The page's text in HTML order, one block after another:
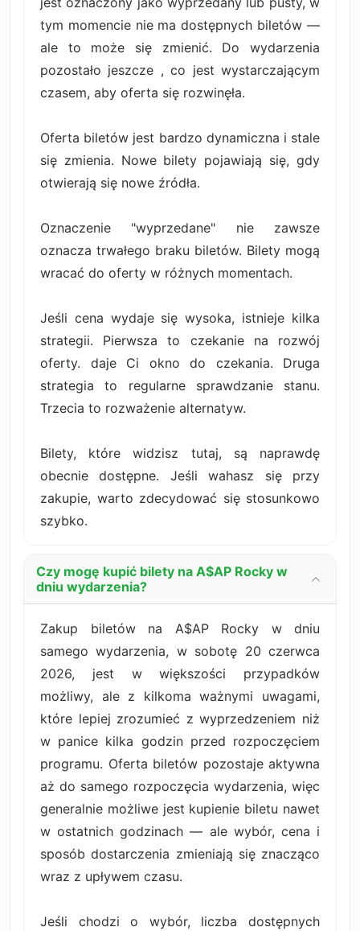
tym momencie nie ma dostępnych biletów —
ale to może się zmienić. Do wydarzenia
pozostało jeszcze , co jest wystarczającym
czasem, aby oferta się rozwinęła.
Oferta biletów jest bardzo dynamiczna i stale
się zmienia. Nowe bilety pojawiają się, gdy
otwierają się nowe źródła.
Oznaczenie "wyprzedane" nie zawsze
oznacza trwałego braku biletów. Bilety mogą
wracać do oferty w różnych momentach.
Jeśli cena wydaje się wysoka, istnieje kilka
strategii. Pierwsza to czekanie na rozwój
oferty. daje Ci okno do czekania. Druga
strategia to regularne sprawdzanie stanu.
Trzecia to rozważenie alternatyw.
Bilety, które widzisz tutaj, są naprawdę
obecnie dostępne. Jeśli wahasz się przy
zakupie, warto zdecydować się stosunkowo
szybko.
Czy mogę kupić bilety na A$AP Rocky w
dniu wydarzenia?
Zakup biletów na A$AP Rocky w dniu
samego wydarzenia, w sobotę 20 czerwca
2026, jest w większości przypadków
możliwy, ale z kilkoma ważnymi uwagami,
które lepiej zrozumieć z wyprzedzeniem niż
w panice kilka godzin przed rozpoczęciem
programu. Oferta biletów pozostaje aktywna
aż do samego rozpoczęcia wydarzenia, więc
generalnie możliwe jest kupienie biletu nawet
w ostatnich godzinach — ale wybór, cena i
sposób dostarczenia zmieniają się znacząco
wraz z upływem czasu.
Jeśli chodzi o wybór, liczba dostępnych